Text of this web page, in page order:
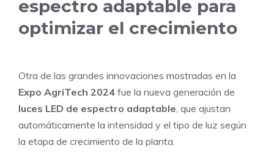
espectro adaptable para
optimizar el crecimiento
Otra de las grandes innovaciones mostradas en la
Expo AgriTech 2024 fue la nueva generación de
luces LED de espectro adaptable , que ajustan
automáticamente la intensidad y el tipo de luz según
la etapa de crecimiento de la planta.